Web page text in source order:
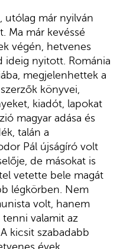
utólag már nyilván
Ma már kevéssé
végén, hetvenes
ideig nyitott. Románia
megjelenhettek a
könyvei,
kiadót, lapokat
magyar adása és
talán a
Pál újságíró volt
de másokat is
vetette bele magát
légkörben. Nem
volt, hanem
valamit az
kicsit szabadabb
évek